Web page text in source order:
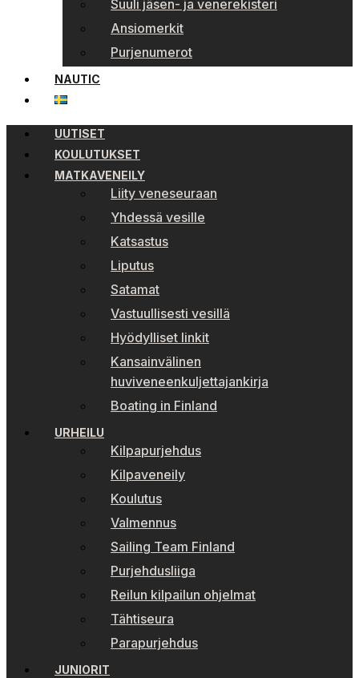
Suuli jäsen- ja venerekisteri
Ansiomerkit
Purjenumerot
NAUTIC
UUTISET
KOULUTUKSET
MATKAVENEILY
Liity veneseuraan
Yhdessä vesille
Katsastus
Liputus
Satamat
Vastuullisesti vesillä
Hyödylliset linkit
Kansainvälinen
huviveneenkuljettajankirja
Boating in Finland
URHEILU
Kilpapurjehdus
Kilpaveneily
Koulutus
Valmennus
Sailing Team Finland
Purjehdusliiga
Reilun kilpailun ohjelmat
Tähtiseura
Parapurjehdus
JUNIORIT